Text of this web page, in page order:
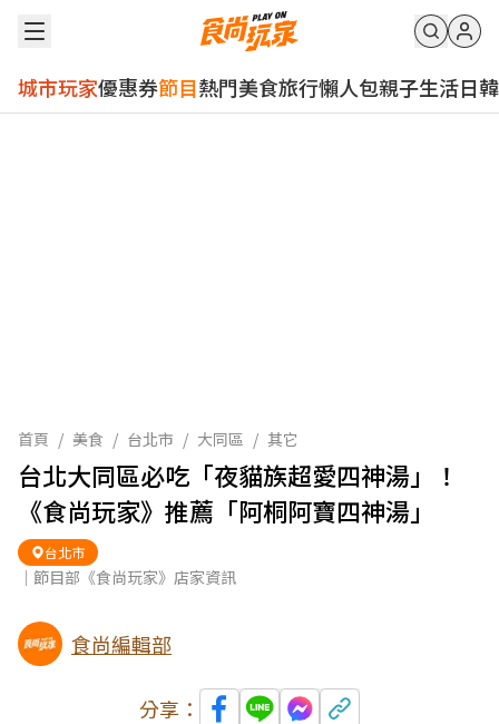
城市玩家優惠券節目熱門美食旅行懶人包親子生活日韓
首頁 / 美食 / 台北市 / 大同區 / 其它
台北大同區必吃「夜貓族超愛四神湯」！
《食尚玩家》推薦「阿桐阿寶四神湯」
台北市
｜節目部《食尚玩家》店家資訊
食尚編輯部
分享：